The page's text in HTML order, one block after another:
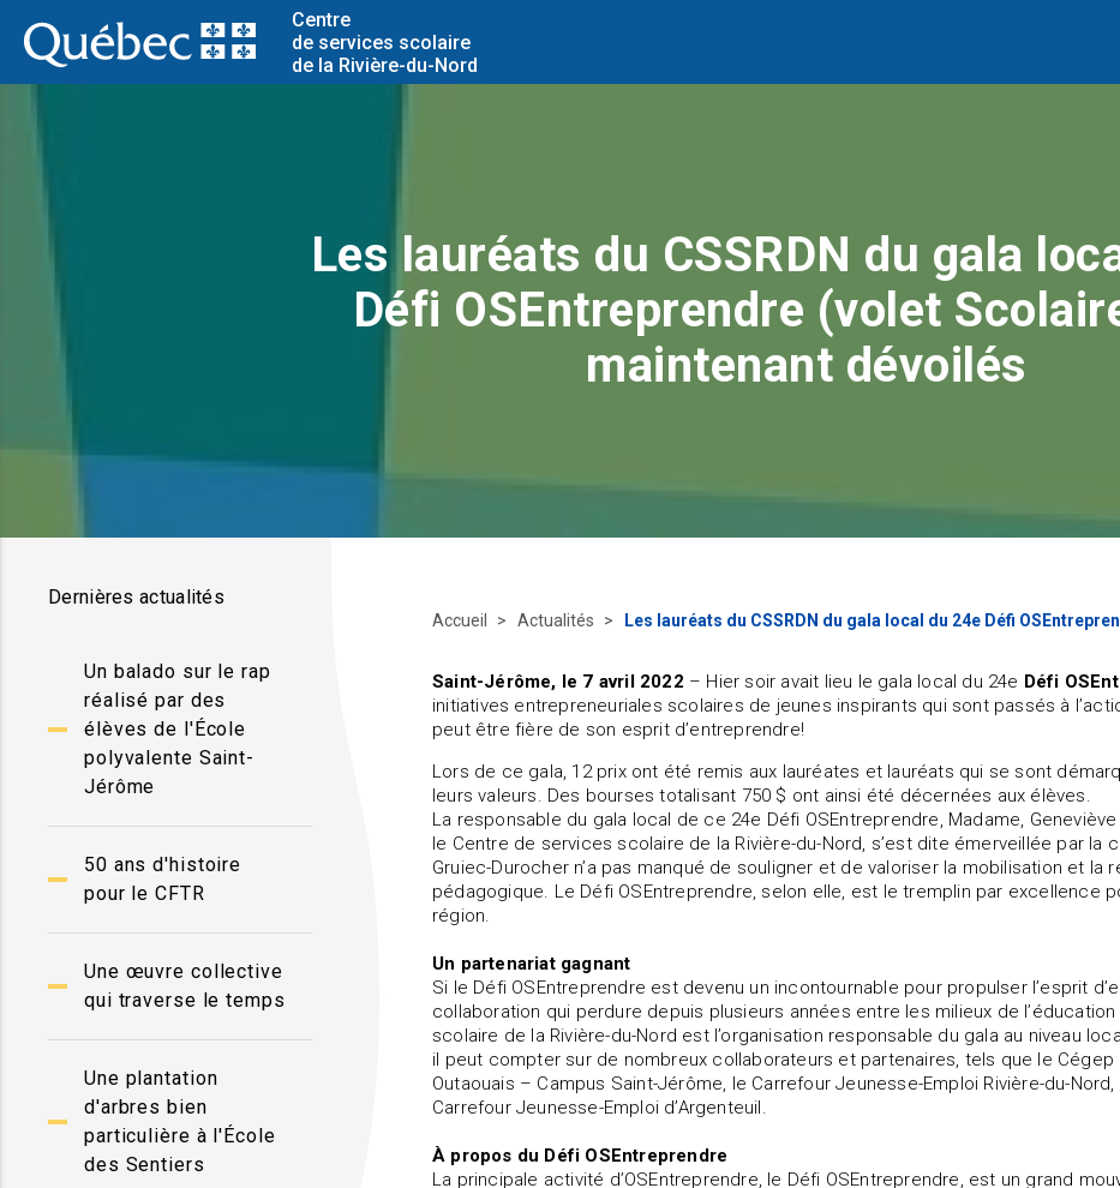
Centre
de services scolaire
de la Rivière-du-Nord
Les lauréats du CSSRDN du gala
Défi OSEntreprendre (volet
maintenant dévoilés
Dernières actualités
Un balado sur le rap
réalisé par des
élèves de l'École
polyvalente Saint-
Jérôme
50 ans d'histoire
pour le CFTR
Une œuvre collective
qui traverse le temps
Une plantation
d'arbres bien
particulière à l'École
des Sentiers
Accueil Actualités Les lauréats du CSSRDN du gala local du 24e Défi
Saint-Jérôme, le 7 avril 2022 – Hier soir avait lieu le gala local du 24e Défi
initiatives entrepreneuriales scolaires de jeunes inspirants qui sont passés à
peut être fière de son esprit d’entreprendre!
Lors de ce gala, 12 prix ont été remis aux lauréates et lauréats qui se sont
leurs valeurs. Des bourses totalisant 750 $ ont ainsi été décernées aux élèves.
La responsable du gala local de ce 24e Défi OSEntreprendre, Madame,
le Centre de services scolaire de la Rivière-du-Nord, s’est dite émerveillée par la
Gruiec-Durocher n’a pas manqué de souligner et de valoriser la mobilisation et
pédagogique. Le Défi OSEntreprendre, selon elle, est le tremplin par excellence
région.
Un partenariat gagnant
Si le Défi OSEntreprendre est devenu un incontournable pour propulser l’esprit
collaboration qui perdure depuis plusieurs années entre les milieux de
scolaire de la Rivière-du-Nord est l’organisation responsable du gala au niveau
il peut compter sur de nombreux collaborateurs et partenaires, tels que le Cégep
Outaouais – Campus Saint-Jérôme, le Carrefour Jeunesse-Emploi Rivière-du-
Carrefour Jeunesse-Emploi d’Argenteuil.
À propos du Défi OSEntreprendre
La principale activité d’OSEntreprendre, le Défi OSEntreprendre, est un grand